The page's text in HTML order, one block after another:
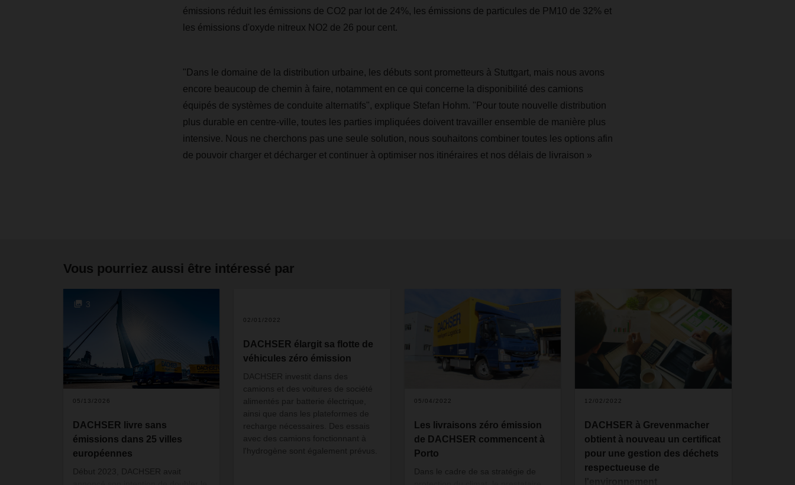
émissions réduit les émissions de CO2 par lot de 24%, les émissions de particules de PM10 de 32% et
les émissions d'oxyde nitreux NO2 de 26 pour cent.
"Dans le domaine de la distribution urbaine, les débuts sont prometteurs à Stuttgart, mais nous avons
encore beaucoup de chemin à faire, notamment en ce qui concerne la disponibilité des camions
équipés de systèmes de conduite alternatifs", explique Stefan Hohm. "Pour toute nouvelle distribution
plus durable en centre-ville, toutes les parties impliquées doivent travailler ensemble de manière plus
intensive. Nous ne cherchons pas une seule solution, nous souhaitons combiner toutes les options afin
de pouvoir charger et décharger et continuer à optimiser nos itinéraires et nos délais de livraison »
Vous pourriez aussi être intéressé par
3
05/13/2026
DACHSER livre sans
émissions dans 25 villes
européennes
Début 2023, DACHSER avait
02/01/2022
DACHSER élargit sa flotte de
véhicules zéro émission
DACHSER investit dans des
camions et des voitures de société
alimentés par batterie électrique,
ainsi que dans les plateformes de
recharge nécessaires. Des essais
avec des camions fonctionnant à
l'hydrogène sont également prévus.
05/04/2022
Les livraisons zéro émission
de DACHSER commencent à
Porto
Dans le cadre de sa stratégie de
12/02/2022
DACHSER à Grevenmacher
obtient à nouveau un certificat
pour une gestion des déchets
respectueuse de